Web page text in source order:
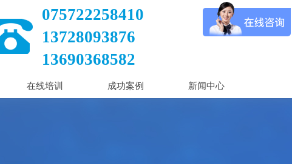
075722258410
13728093876
13690368582
在线培训 成功案例 新闻中心